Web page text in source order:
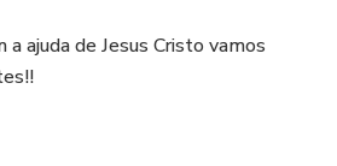
a ajuda de Jesus Cristo vamos